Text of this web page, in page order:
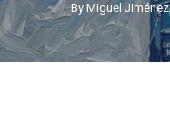
By Miguel Jiménez